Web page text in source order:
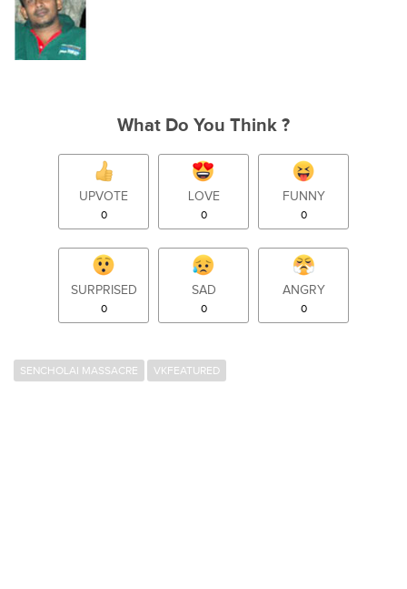
What Do You Think ?
UPVOTE
0
LOVE
0
FUNNY
0
SURPRISED
0
SAD
0
ANGRY
0
SENCHOLAI MASSACRE VKFEATURED